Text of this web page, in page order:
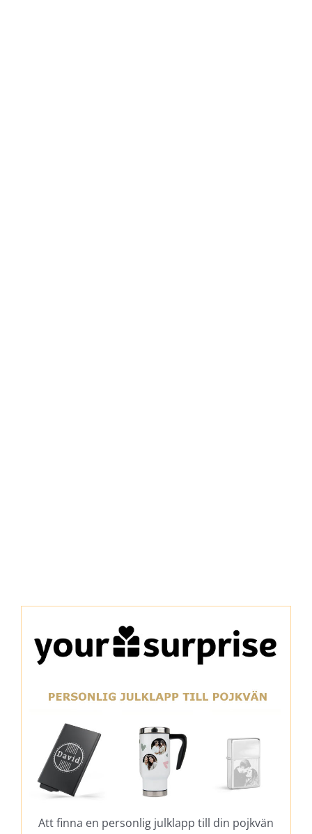
Att finna en personlig julklapp till din pojkvän